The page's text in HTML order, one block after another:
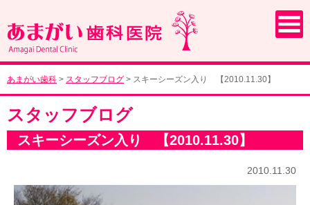
あまがい歯科 > スタッフブログ > スキーシーズン入り 【2010.11.30】
スタッフブログ
スキーシーズン入り 【2010.11.30】
2010.11.30